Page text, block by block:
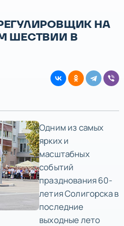
НА
ШЕСТВИИ В
Одним из самых
ярких и
масштабных
событий
празднования 60-
летия Солигорска в
последние
выходные лето